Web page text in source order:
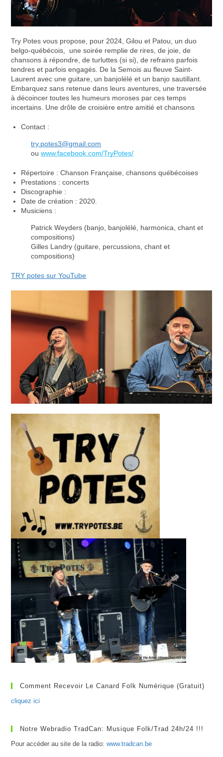
Try Potes vous propose, pour 2024, Gilou et Patou, un duo
belgo-québécois, une soirée remplie de rires, de joie, de
chansons à répondre, de turluttes (si si), de refrains parfois
tendres et parfois engagés. De la Semois au fleuve Saint-
Laurent avec une guitare, un banjolélé et un banjo sautillant.
Embarquez sans retenue dans leurs aventures, une traversée
à décoincer toutes les humeurs moroses par ces temps
incertains. Une drôle de croisière entre amitié et chansons
Contact :
try.potes3@gmail.com
ouwww.facebook.com/TryPotes/
Répertoire : Chanson Française, chansons québécoises
Prestations : concerts
Discographie :
Date de création : 2020.
Musiciens :
Patrick Weyders (banjo, banjolélé, harmonica, chant et
compositions)
Gilles Landry (guitare, percussions, chant et
compositions)
TRY potes sur YouTube
Comment Recevoir Le Canard Folk Numérique (gratuit)
cliquez ici
Notre Webradio TradCan: Musique Folk/Trad 24h/24 !!!
Pour accéder au site de la radio:www.tradcan.be